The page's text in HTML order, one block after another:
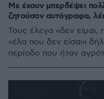
Με έχουν μπερδέψει
ζητούσαν αυτόγραφα,
Τους έλεγα «δεν είμαι,
«έλα που δεν είσαι»
περίοδο που ήταν